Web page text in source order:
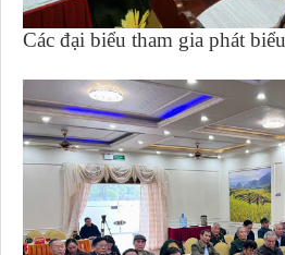
Các đại biểu tham gia phát biểu